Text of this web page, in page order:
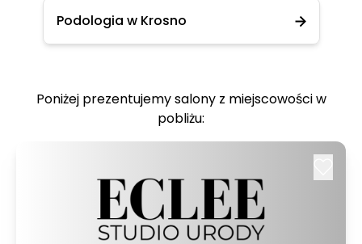
Podologia w Krosno
Poniżej prezentujemy salony z miejscowości w
pobliżu: